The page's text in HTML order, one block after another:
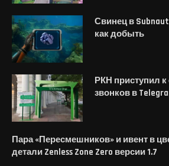
Свинец в
как добыть
РКН приступил
звонков в
Пара «Пересмешников» и ивент в
детали Zenless Zone Zero версии 1.7